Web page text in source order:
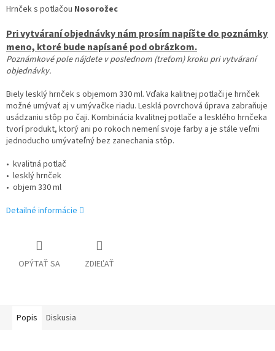
Hrnček s potlačou Nosorožec
Pri vytváraní objednávky nám prosím napíšte do poznámky
meno, ktoré bude napísané pod obrázkom.
Poznámkové pole nájdete v poslednom (treťom) kroku pri vytváraní
objednávky.
Biely lesklý hrnček s objemom 330 ml. Vďaka kalitnej potlači je hrnček
možné umývať aj v umývačke riadu. Lesklá povrchová úprava zabraňuje
usádzaniu stôp po čaji. Kombinácia kvalitnej potlače a lesklého hrnčeka
tvorí produkt, ktorý ani po rokoch nemení svoje farby a je stále veľmi
jednoducho umývateľný bez zanechania stôp.
• kvalitná potlač
• lesklý hrnček
• objem 330 ml
Detailné informácie
OPÝTAŤ SA ZDIEĽAŤ
Popis Diskusia